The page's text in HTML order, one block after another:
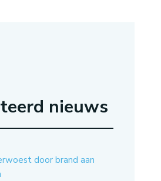
nieuws